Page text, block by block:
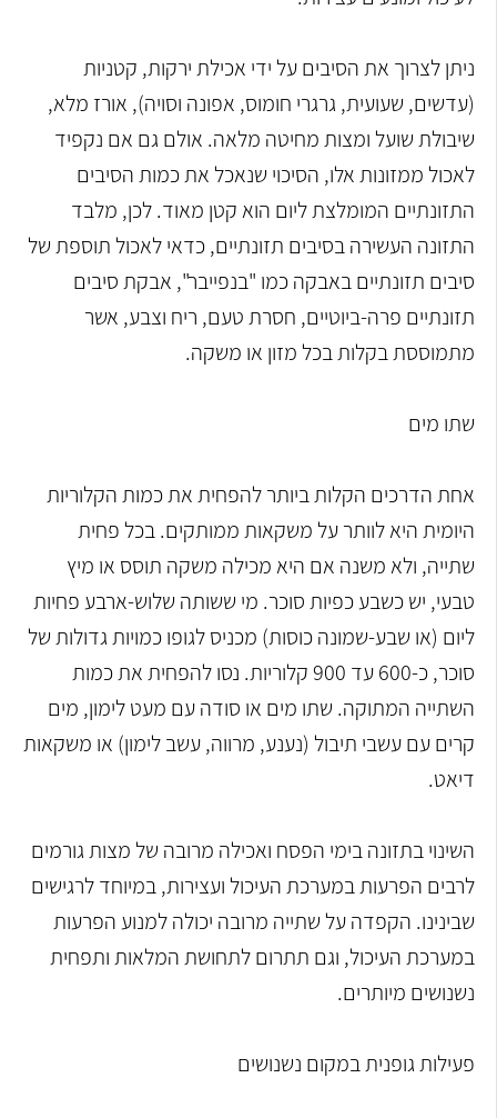
ניתן לצרוך את הסיבים על ידי אכילת ירקות, קטניות
(עדשים, שעועית, גרגרי חומוס, אפונה וסויה), אורז מלא,
שיבולת שועל ומצות מחיטה מלאה. אולם גם אם נקפיד
לאכול ממזונות אלו, הסיכוי שנאכל את כמות הסיבים
התזונתיים המומלצת ליום הוא קטן מאוד. לכן, מלבד
התזונה העשירה בסיבים תזונתיים, כדאי לאכול תוספת של
סיבים תזונתיים באבקה כמו "בנפייבר", אבקת סיבים
תזונתיים פרה-ביוטיים, חסרת טעם, ריח וצבע, אשר
מתמוססת בקלות בכל מזון או משקה.
שתו מים
אחת הדרכים הקלות ביותר להפחית את כמות הקלוריות
היומית היא לוותר על משקאות ממותקים. בכל פחית
שתייה, ולא משנה אם היא מכילה משקה תוסס או מיץ
טבעי, יש כשבע כפיות סוכר. מי ששותה שלוש-ארבע פחיות
ליום (או שבע-שמונה כוסות) מכניס לגופו כמויות גדולות של
סוכר, כ-600 עד 900 קלוריות. נסו להפחית את כמות
השתייה המתוקה. שתו מים או סודה עם מעט לימון, מים
קרים עם עשבי תיבול (נענע, מרווה, עשב לימון) או משקאות
דיאט.
השינוי בתזונה בימי הפסח ואכילה מרובה של מצות גורמים
לרבים הפרעות במערכת העיכול ועצירות, במיוחד לרגישים
שבינינו. הקפדה על שתייה מרובה יכולה למנוע הפרעות
במערכת העיכול, וגם תתרום לתחושת המלאות ותפחית
נשנושים מיותרים.
פעילות גופנית במקום נשנושים